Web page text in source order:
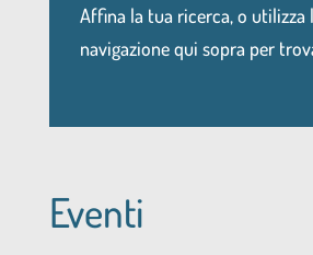
Affina la tua ricerca, o utilizza
navigazione qui sopra per
Eventi